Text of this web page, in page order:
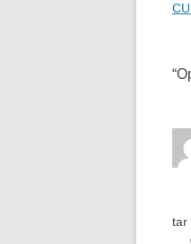
네
이
“
tar